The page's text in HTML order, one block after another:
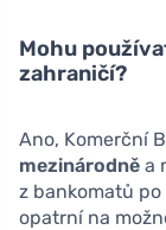
Mohu
zahraničí?
Ano, Komerční
mezinárodně a
z bankomatů
opatrní na